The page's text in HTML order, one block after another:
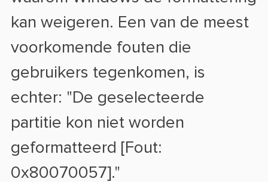
kan weigeren. Een van de meest
voorkomende fouten die
gebruikers tegenkomen, is
echter: "De geselecteerde
partitie kon niet worden
geformatteerd [Fout:
0x80070057]."